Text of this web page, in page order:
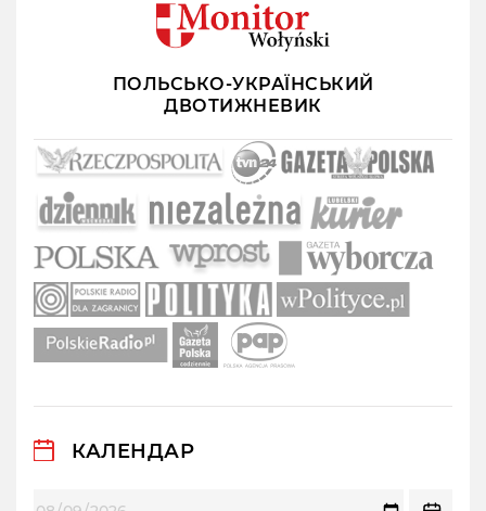
ПОЛЬСЬКО-УКРАЇНСЬКИЙ
ДВОТИЖНЕВИК
КАЛЕНДАР